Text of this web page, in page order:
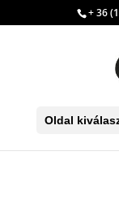
+ 36
Oldal